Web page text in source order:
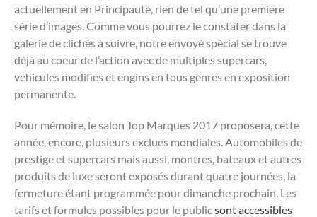
actuellement en Principauté, rien de tel qu’une première
série d’images. Comme vous pourrez le constater dans la
galerie de clichés à suivre, notre envoyé spécial se trouve
déjà au coeur de l’action avec de multiples supercars,
véhicules modifiés et engins en tous genres en exposition
permanente.
Pour mémoire, le salon Top Marques 2017 proposera, cette
année, encore, plusieurs exclues mondiales. Automobiles de
prestige et supercars mais aussi, montres, bateaux et autres
produits de luxe seront exposés durant quatre journées, la
fermeture étant programmée pour dimanche prochain. Les
tarifs et formules possibles pour le publicsont accessibles